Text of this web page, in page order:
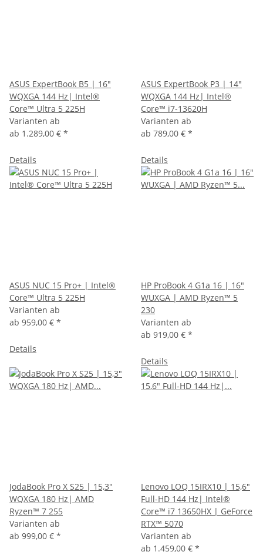
ASUS ExpertBook B5 | 16"
WQXGA 144 Hz| Intel®
Core™ Ultra 5 225H
Varianten ab
ab 1.289,00 € *
Details
ASUS ExpertBook P3 | 14"
WQXGA 144 Hz| Intel®
Core™ i7-13620H
Varianten ab
ab 789,00 € *
Details
ASUS NUC 15 Pro+ | Intel®
Core™ Ultra 5 225H
Varianten ab
ab 959,00 € *
Details
HP ProBook 4 G1a 16 | 16"
WUXGA | AMD Ryzen™ 5
230
Varianten ab
ab 919,00 € *
Details
JodaBook Pro X S25 | 15,3"
WQXGA 180 Hz| AMD
Ryzen™ 7 255
Varianten ab
ab 999,00 € *
Lenovo LOQ 15IRX10 | 15,6"
Full-HD 144 Hz| Intel®
Core™ i7 13650HX | GeForce
RTX™ 5070
Varianten ab
ab 1.459,00 € *